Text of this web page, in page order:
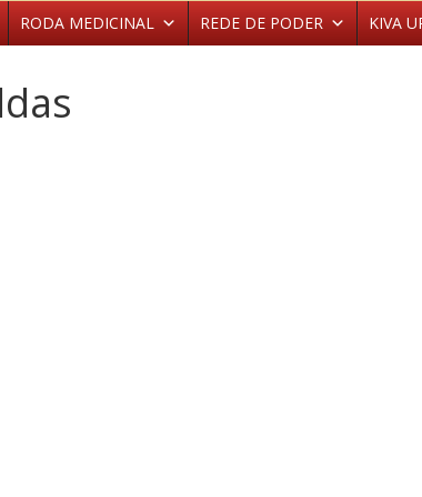
RODA MEDICINAL REDE DE PODER KIVA